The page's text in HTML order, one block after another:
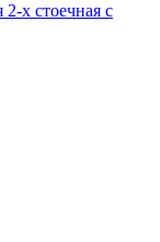
х стоечная с